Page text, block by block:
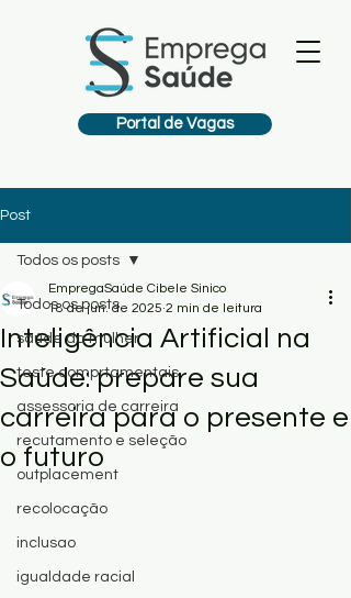
Portal de Vagas
Post
Todos os posts
saúde da mulher
teste comprtamentais
assessoria de carreira
recutamento e seleção
outplacement
recolocação
inclusao
igualdade racial
Todos os posts
Inteligência Artificial na
Saúde: prepare sua
carreira para o presente e
o futuro
EmpregaSaúde Cibele Sinico
18 de jun. de 2025 2 min de leitura